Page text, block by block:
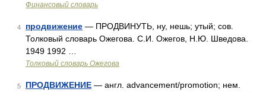
Финансовый словарь
4 продвижение — ПРОДВИНУТЬ, ну, нешь; утый; сов.
Толковый словарь Ожегова. С.И. Ожегов, Н.Ю. Шведова.
1949 1992 …
Толковый словарь Ожегова
5 ПРОДВИЖЕНИЕ — англ. advancement/promotion; нем.